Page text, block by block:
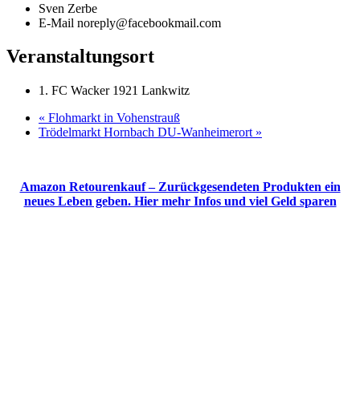
Sven Zerbe
E-Mail noreply@facebookmail.com
Veranstaltungsort
1. FC Wacker 1921 Lankwitz
« Flohmarkt in Vohenstrauß
Trödelmarkt Hornbach DU-Wanheimerort »
Amazon Retourenkauf – Zurückgesendeten Produkten ein
neues Leben geben. Hier mehr Infos und viel Geld sparen